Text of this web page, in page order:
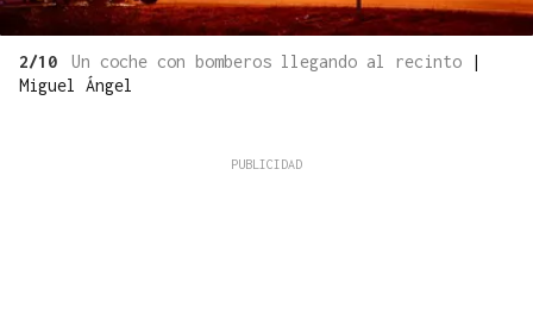
2/10 Un coche con bomberos llegando al recinto
|
Miguel Ángel